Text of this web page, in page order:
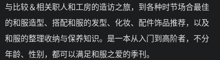
与比较＆相关职人和工房的造访之旅，到各种时节场合最佳
的和服造型、搭配和服的发型、化妆、配件饰品推荐，以及
和服的整理收纳与保养知识。是一本从入门到高阶者，不分
年龄、性别，都可以满足和服之爱的季刊。